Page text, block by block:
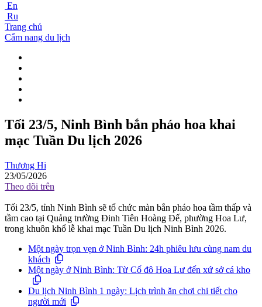
En
Ru
Trang chủ
Cẩm nang du lịch
Tối 23/5, Ninh Bình bắn pháo hoa khai
mạc Tuần Du lịch 2026
Thương Hi
23/05/2026
Theo dõi trên
Tối 23/5, tỉnh Ninh Bình sẽ tổ chức màn bắn pháo hoa tầm thấp và
tầm cao tại Quảng trường Đinh Tiên Hoàng Đế, phường Hoa Lư,
trong khuôn khổ lễ khai mạc Tuần Du lịch Ninh Bình 2026.
Một ngày trọn vẹn ở Ninh Bình: 24h phiêu lưu cùng nam du
khách
Một ngày ở Ninh Bình: Từ Cố đô Hoa Lư đến xứ sở cá kho
Du lịch Ninh Bình 1 ngày: Lịch trình ăn chơi chi tiết cho
người mới